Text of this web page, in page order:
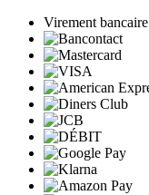
Virement bancaire